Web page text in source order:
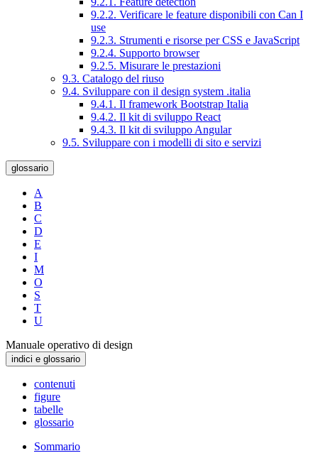
9.2.2. Verificare le feature disponibili con Can I
use
9.2.3. Strumenti e risorse per CSS e JavaScript
9.2.4. Supporto browser
9.2.5. Misurare le prestazioni
9.3. Catalogo del riuso
9.4. Sviluppare con il design system .italia
9.4.1. Il framework Bootstrap Italia
9.4.2. Il kit di sviluppo React
9.4.3. Il kit di sviluppo Angular
9.5. Sviluppare con i modelli di sito e servizi
glossario
A
B
C
D
E
I
M
O
S
T
U
Manuale operativo di design
indici e glossario
contenuti
figure
tabelle
glossario
Sommario